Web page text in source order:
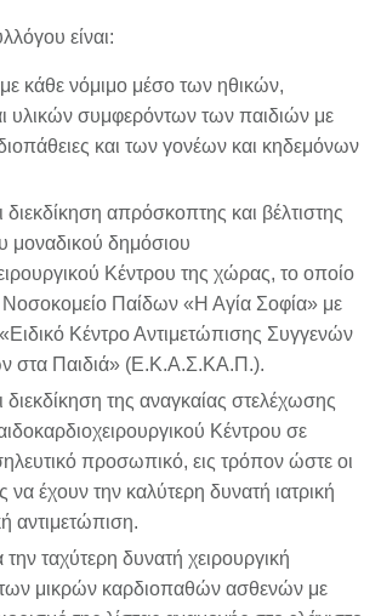
είναι:
κάθε νόμιμο μέσο των ηθικών,
υλικών συμφερόντων των παιδιών με
και των γονέων και κηδεμόνων
διεκδίκηση απρόσκοπτης και βέλτιστης
μοναδικού δημόσιου
Κέντρου της χώρας, το οποίο
Νοσοκομείο Παίδων «Η Αγία Σοφία» με
Κέντρο Αντιμετώπισης Συγγενών
στα Παιδιά» (Ε.Κ.Α.Σ.ΚΑ.Π.).
διεκδίκηση της αναγκαίας στελέχωσης
Κέντρου σε
προσωπικό, εις τρόπον ώστε οι
να έχουν την καλύτερη δυνατή ιατρική
αντιμετώπιση.
την ταχύτερη δυνατή χειρουργική
μικρών καρδιοπαθών ασθενών με